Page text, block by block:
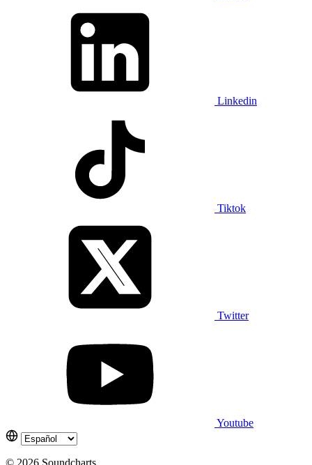
Linkedin
Tiktok
Twitter
Youtube
© 2026 Soundcharts